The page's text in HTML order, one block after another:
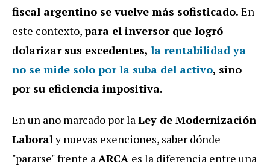
fiscal argentino se vuelve más sofisticado. En
este contexto,para el inversor que logró
dolarizar sus excedentes, la rentabilidad ya
no se mide solo por la suba del activo, sino
por su eficiencia impositiva.
En un año marcado por laLey de Modernización
Laboraly nuevas exenciones, saber dónde
"pararse" frente aARCA es la diferencia entre una